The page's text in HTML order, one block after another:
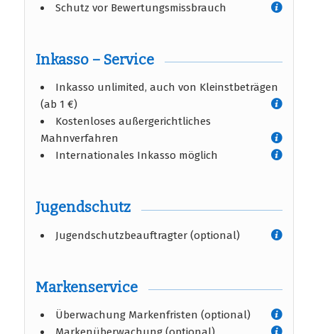
Schutz vor Bewertungsmissbrauch
Inkasso – Service
Inkasso unlimited, auch von Kleinstbeträgen
(ab 1 €)
Kostenloses außergerichtliches
Mahnverfahren
Internationales Inkasso möglich
Jugendschutz
Jugendschutzbeauftragter (optional)
Markenservice
Überwachung Markenfristen (optional)